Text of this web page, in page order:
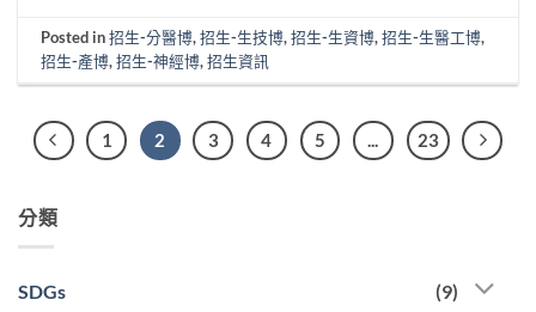
Posted in招生-分醫博,招生-生技博,招生-生資博,招生-生醫工博,
招生-產博,招生-神經博,招生資訊
1 2 3 4 5 23
分類
SDGs (9)